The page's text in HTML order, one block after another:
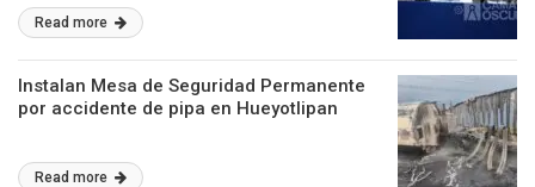
Read more
Instalan Mesa de Seguridad Permanente
por accidente de pipa en Hueyotlipan
Read more